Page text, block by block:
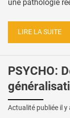
une pathologie
LIRE LA SUITE
PSYCHO:
Actualité publiée il y